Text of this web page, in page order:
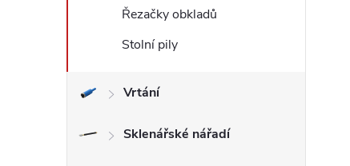
Řezačky obkladů
Stolní pily
Vrtání
Sklenářské nářadí